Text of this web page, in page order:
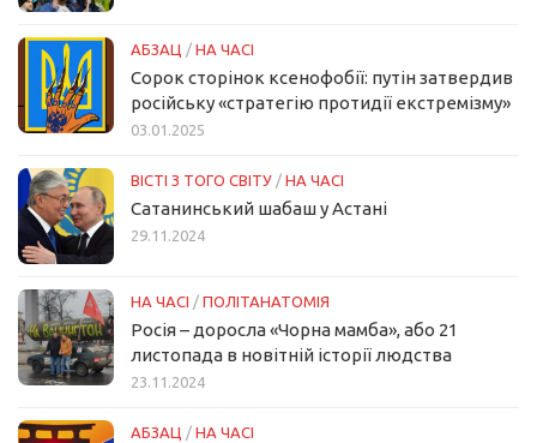
АБЗАЦ / НА ЧАСІ
Сорок сторінок ксенофобії: путін затвердив
російську «стратегію протидії екстремізму»
03.01.2025
ВІСТІ З ТОГО СВІТУ / НА ЧАСІ
Сатанинський шабаш у Астані
29.11.2024
НА ЧАСІ / ПОЛІТАНАТОМІЯ
Росія – доросла «Чорна мамба», або 21
листопада в новітній історії людства
23.11.2024
АБЗАЦ / НА ЧАСІ